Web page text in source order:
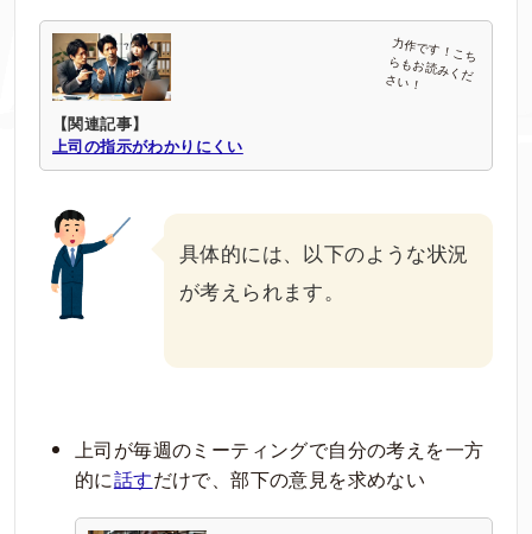
【関連記事】
上司の指示がわかりにくい
具体的には、以下のような状況
が考えられます。
上司が毎週のミーティングで自分の考えを一方
的に話すだけで、部下の意見を求めない